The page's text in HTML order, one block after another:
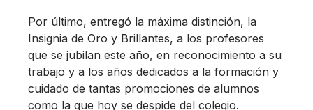
Por último, entregó la máxima distinción, la
Insignia de Oro y Brillantes, a los profesores
que se jubilan este año, en reconocimiento a su
trabajo y a los años dedicados a la formación y
cuidado de tantas promociones de alumnos
como la que hoy se despide del colegio.